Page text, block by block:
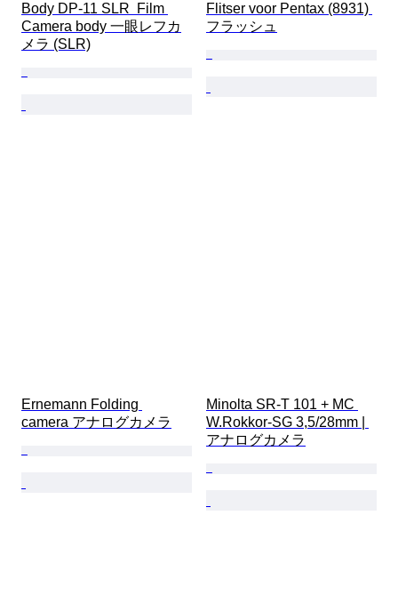
Body DP-11 SLR  Film
Camera body 一眼レフカ
メラ (SLR)
Flitser voor Pentax (8931)
フラッシュ
Ernemann Folding
camera アナログカメラ
Minolta SR-T 101 + MC
W.Rokkor-SG 3,5/28mm |
アナログカメラ